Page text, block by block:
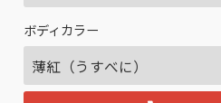
ボディカラー